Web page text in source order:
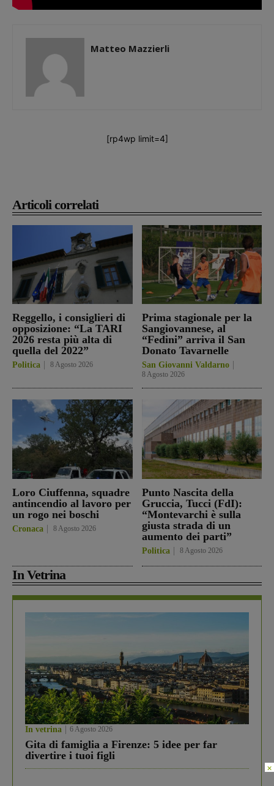
Articoli correlati
Reggello, i consiglieri di
opposizione: “La TARI
2026 resta più alta di
quella del 2022”
Politica 8 Agosto 2026
Prima stagionale per la
Sangiovannese, al
“Fedini” arriva il San
Donato Tavarnelle
San Giovanni Valdarno
8 Agosto 2026
Loro Ciuffenna, squadre
antincendio al lavoro per
un rogo nei boschi
Cronaca 8 Agosto 2026
Punto Nascita della
Gruccia, Tucci (FdI):
“Montevarchi è sulla
giusta strada di un
aumento dei parti”
Politica 8 Agosto 2026
In Vetrina
In vetrina 6 Agosto 2026
Gita di famiglia a Firenze: 5 idee per far
divertire i tuoi figli
Matteo Mazzierli
[rp4wp limit=4]
×